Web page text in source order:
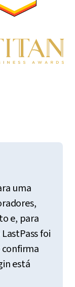
uma
e, para
foi
está